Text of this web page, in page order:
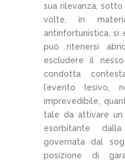
sua rilevanza,
volte, in
antinfortunistica, si
può ritenersi
escludere il
condotta
l’evento lesivo,
imprevedibile,
tale da attivare
esorbitante
governata dal
posizione di